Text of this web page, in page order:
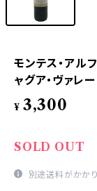
モンテス・ア
ャグア・ヴァレ
¥ 3,300
SOLD OUT
別途送料がかかり